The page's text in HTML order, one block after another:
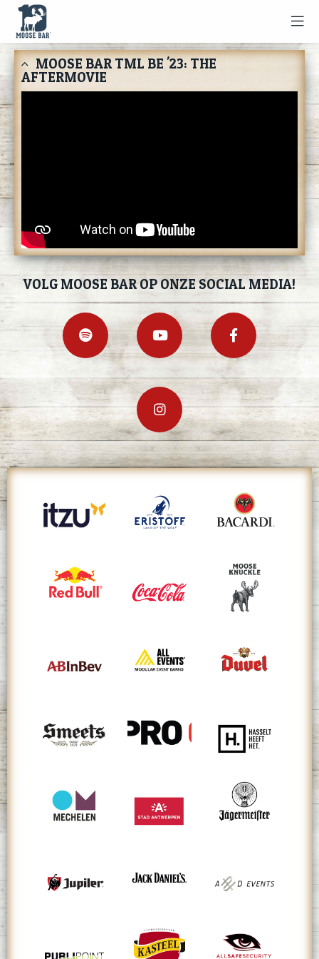
MOOSE BAR TML BE '23: THE
AFTERMOVIE
VOLG MOOSE BAR OP ONZE SOCIAL MEDIA!